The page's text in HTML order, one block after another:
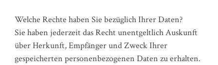
Welche Rechte haben Sie bezüglich Ihrer Daten?
Sie haben jederzeit das Recht unentgeltlich Auskunft
über Herkunft, Empfänger und Zweck Ihrer
gespeicherten personenbezogenen Daten zu erhalten.